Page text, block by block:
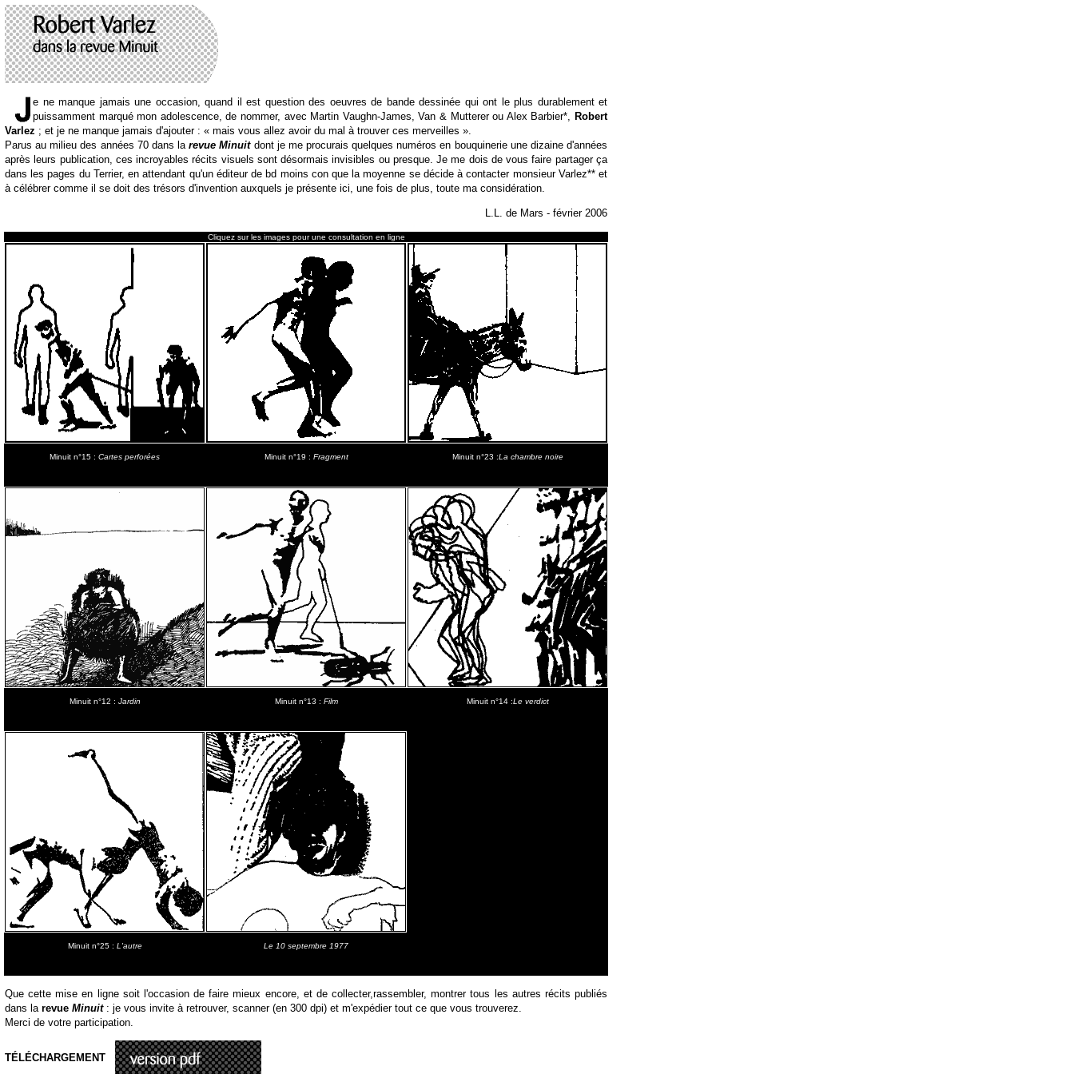
e ne manque jamais une occasion, quand il est question des oeuvres de bande dessinée qui ont le plus durablement et
puissamment marqué mon adolescence, de nommer, avec Martin Vaughn-James, Van & Mutterer ou Alex Barbier*, Robert
Varlez ; et je ne manque jamais d'ajouter : « mais vous allez avoir du mal à trouver ces merveilles ».
Parus au milieu des années 70 dans larevue Minuitdont je me procurais quelques numéros en bouquinerie une dizaine d'années
après leurs publication, ces incroyables récits visuels sont désormais invisibles ou presque. Je me dois de vous faire partager ça
dans les pages du Terrier, en attendant qu'un éditeur de bd moins con que la moyenne se décide à contacter monsieur Varlez** et
à célébrer comme il se doit des trésors d'invention auxquels je présente ici, une fois de plus, toute ma considération.
L.L. de Mars - février 2006
Cliquez sur les images pour une consultation en ligne
Minuit n°15 : Cartes perforées Minuit n°19 : Fragment Minuit n°23 :La chambre noire
Minuit n°12 : Jardin Minuit n°13 : Film Minuit n°14 :Le verdict
Minuit n°25 : L'autre Le 10 septembre 1977
Que cette mise en ligne soit l'occasion de faire mieux encore, et de collecter,rassembler, montrer tous les autres récits publiés
dans larevue Minuit : je vous invite à retrouver, scanner (en 300 dpi) et m'expédier tout ce que vous trouverez.
Merci de votre participation.
TÉLÉCHARGEMENT